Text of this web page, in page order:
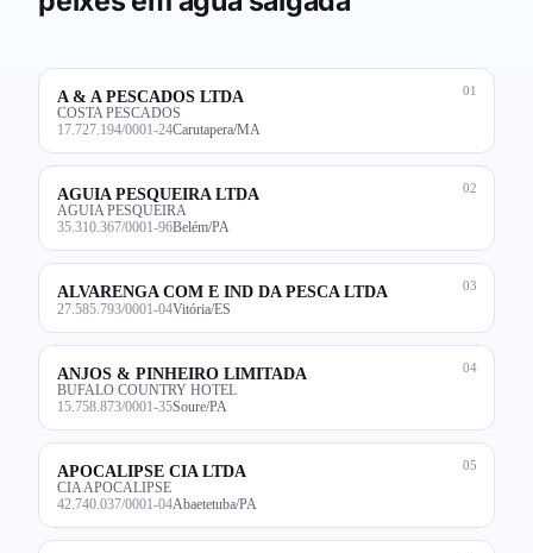
01
A & A PESCADOS LTDA
COSTA PESCADOS
17.727.194/0001-24Carutapera/MA
02
AGUIA PESQUEIRA LTDA
AGUIA PESQUEIRA
35.310.367/0001-96Belém/PA
03
ALVARENGA COM E IND DA PESCA LTDA
27.585.793/0001-04Vitória/ES
04
ANJOS & PINHEIRO LIMITADA
BUFALO COUNTRY HOTEL
15.758.873/0001-35Soure/PA
05
APOCALIPSE CIA LTDA
CIA APOCALIPSE
42.740.037/0001-04Abaetetuba/PA